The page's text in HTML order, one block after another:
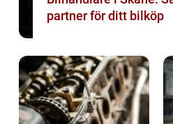
partner för ditt bilköp